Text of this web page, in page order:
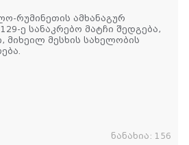
რუმინეთის ამხანაგურ
ე სანაკრებო მატჩი შედგება,
მესხის სახელობის
ნანახია: 156